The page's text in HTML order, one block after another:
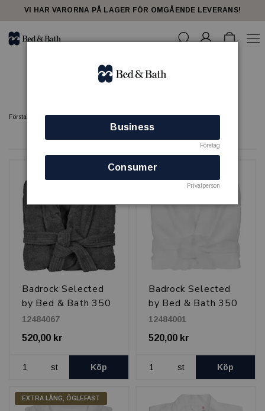
share23VI HAR VARORNA PÅ LAGER FÖR OMGÅENDE LEVERANS!
Badrockar - spa
Förstasidan SPA Badrockar - spa
6 produkter
Badrock Selected
by Bed & Bath 350
g, Kashmirgrå
12484067
520,00 kr
st Köp
Badrock Selected
by Bed & Bath 350
g, Vit
12484001
520,00 kr
st Köp
EXTRA LÅNG, ÖGLEFAST
Business
Företag
Consumer
Privatperson